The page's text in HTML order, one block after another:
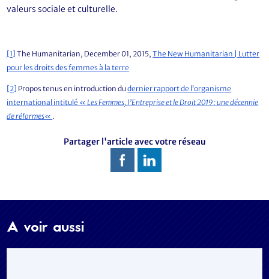
valeurs sociale et culturelle.
[1] The Humanitarian, December 01, 2015,The New Humanitarian | Lutter
pour les droits des femmes à la terre
[2] Propos tenus en introduction dudernier rapport de l’organisme
international intitulé «Les Femmes, l’Entreprise et le Droit 2019 : une décennie
de réformes« .
Partager l'article avec votre réseau
A voir aussi